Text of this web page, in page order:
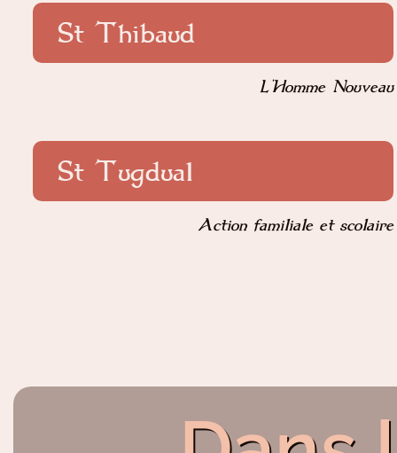
St Thibaud
L'Homme Nouveau
St Tugdual
Action familiale et scolaire